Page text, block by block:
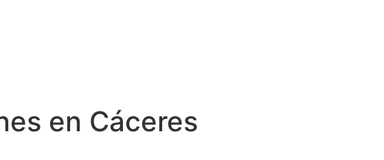
en Cáceres